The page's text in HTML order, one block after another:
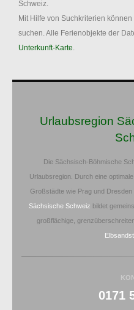
Schweiz.
Mit Hilfe von Suchkriterien
suchen. Alle Ferienobjekte der
Unterkunft-Karte.
Urlaubsregion
Die Sächsisch-Böhmische
Urlaubsregion. Durch eine
Großstädte wie Prag und
Sächsische Schweiz bildet
großflächige,
0171